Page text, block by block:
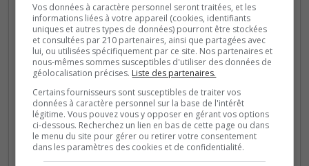
🇫🇷 [FR] Unité Orion — PMC PVE Bienvenue dans
l'Unité Orion: L'Unité Orion est devenue une force
reconnue pour sa capacité à intervenir rapidement
dans les environnements les plus...
195
votes
920
clics
(2)
128 Slots
Vos données à caractère personnel seront traitées, et les
informations liées à votre appareil (cookies, identifiants
uniques et autres types de données) pourront être stockées
et consultées par 210 partenaires, ainsi que partagées avec
lui, ou utilisées spécifiquement par ce site. Nos partenaires et
nous-mêmes sommes susceptibles d'utiliser des données de
géolocalisation précises. Liste des partenaires.
Certains fournisseurs sont susceptibles de traiter vos
données à caractère personnel sur la base de l'intérêt
légitime. Vous pouvez vous y opposer en gérant vos options
ci-dessous. Recherchez un lien en bas de cette page ou dans
le menu du site pour gérer ou retirer votre consentement
dans les paramètres des cookies et de confidentialité.